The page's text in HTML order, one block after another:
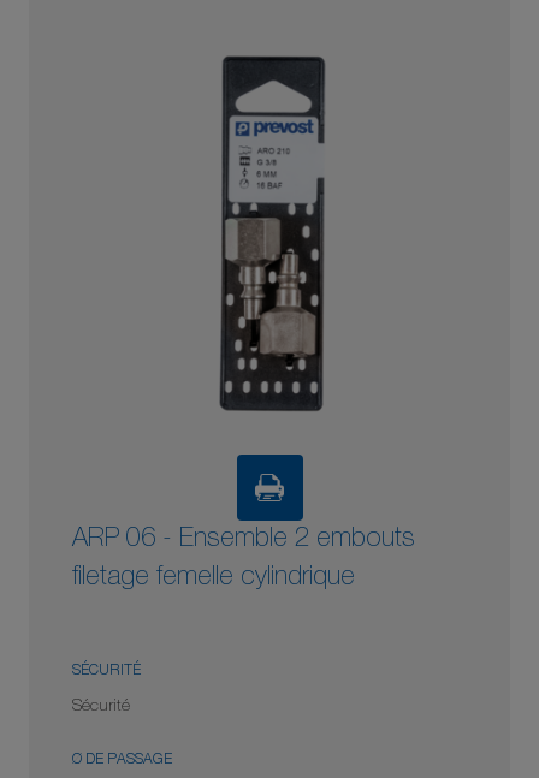
ARP 06 - Ensemble 2 embouts
filetage femelle cylindrique
SÉCURITÉ
Sécurité
Ø DE PASSAGE